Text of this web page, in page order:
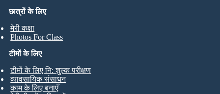
छात्रों के लिए
मेरी कक्षा
Photos For Class
टीमों के लिए
टीमों के लिए नि: शुल्क परीक्षण
व्यावसायिक संसाधन
काम के लिए बनाएँ